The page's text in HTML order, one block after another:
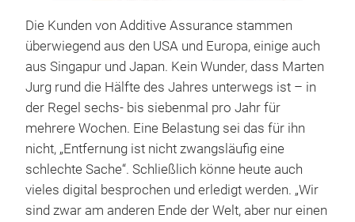
Die Kunden von Additive Assurance stammen
überwiegend aus den USA und Europa, einige auch
aus Singapur und Japan. Kein Wunder, dass Marten
Jurg rund die Hälfte des Jahres unterwegs ist – in
der Regel sechs- bis siebenmal pro Jahr für
mehrere Wochen. Eine Belastung sei das für ihn
nicht, „Entfernung ist nicht zwangsläufig eine
schlechte Sache“. Schließlich könne heute auch
vieles digital besprochen und erledigt werden. „Wir
sind zwar am anderen Ende der Welt, aber nur einen